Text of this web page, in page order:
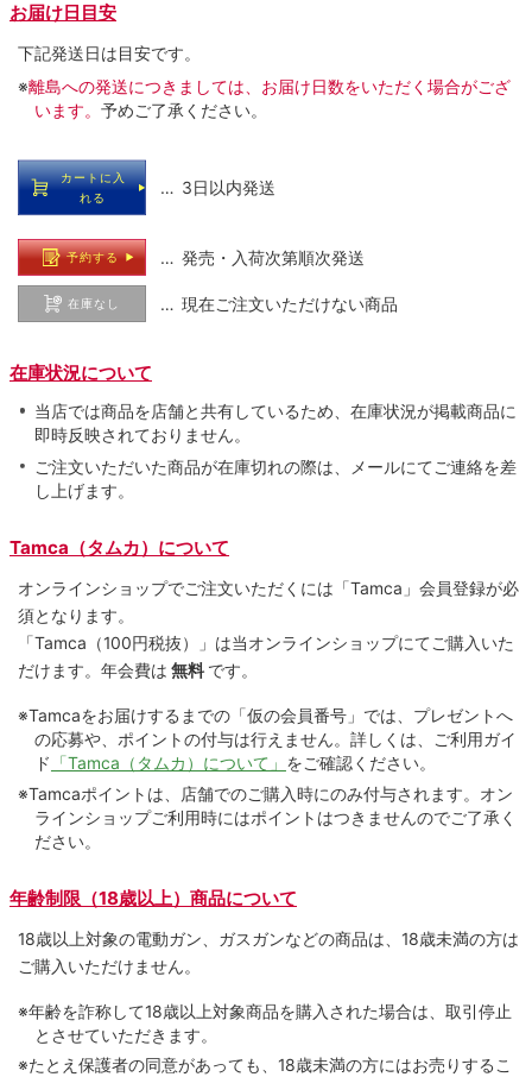
お届け日目安
下記発送日は目安です。
※離島への発送につきましては、お届け日数をいただく場合がござ
います。 予めご了承ください。
カートに入
れる
… 3日以内発送
予約する … 発売・入荷次第順次発送
在庫なし … 現在ご注文いただけない商品
在庫状況について
当店では商品を店舗と共有しているため、在庫状況が掲載商品に
即時反映されておりません。
ご注文いただいた商品が在庫切れの際は、メールにてご連絡を差
し上げます。
Tamca（タムカ）について
オンラインショップでご注⽂いただくには「Tamca」会員登録が必
須となります。
「Tamca （100円税抜）
」は当オンラインショップにてご購⼊いた
だけます。 年会費は 無料 です。
※Tamcaをお届けするまでの「仮の会員番号」では、プレゼントへ
の応募や、ポイントの付与は⾏えません。詳しくは、ご利⽤ガイ
ド 「Tamca（タムカ）について」 をご確認ください。
※Tamcaポイントは、店舗でのご購⼊時にのみ付与されます。オン
ラインショップご利用時にはポイントはつきませんのでご了承く
ださい。
年齢制限（18歳以上）商品について
18歳以上対象の電動ガン、ガスガンなどの商品は、18歳未満の方は
ご購入いただけません。
※年齢を詐称して18歳以上対象商品を購入された場合は、取引停止
とさせていただきます。
※たとえ保護者の同意があっても、18歳未満の方にはお売りするこ